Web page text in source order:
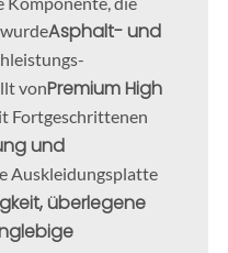
Asphalt- und
vonPremium High
Fortgeschrittenen
und
Auskleidungsplatte
überlegene